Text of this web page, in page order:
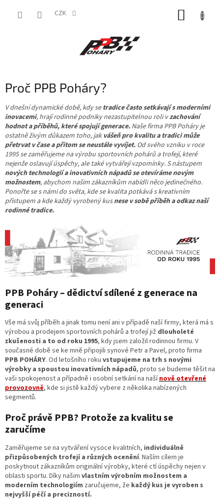
CZK
Proč PPB Poháry?
V dnešní dynamické době, kdy setradice často setkávají s moderními
inovacemi, hrají rodinné podniky nezastupitelnou roli vzachování
hodnot a příběhů, které spojují generace. Naše firma PPB Poháry je
ostatně živým důkazem toho, jak vášeň pro kvalitu a tradici může
přetrvat v čase a přitom se neustále vyvíjet. Od svého vzniku v roce
1995 se zaměřujeme na výrobu sportovních pohárů a trofejí, které
nejenže oslavují úspěchy, ale také vytvářejí vzpomínky. S nástupem
nových technologií a inovativních nápadů se otevíráme novým
možnostem, abychom našim zákazníkům nabídli něco jedinečného.
Ponořte se s námi do světa, kde se kvalita potkává s kreativním
přístupem a kde každý vyrobený kusnese v sobě příběh a odkaz naší
rodinné tradice.
PPB Poháry – dědictví sdílené z generace na
generaci
Vše má svůj příběh a jinak tomu není ani v případě naší firmy, která má s
výrobou a prodejem sportovních pohárů a trofejí již dlouholeté
zkušenosti a to od roku 1995, kdy jsem založil rodinnou firmu. V
současné době se ke mně připojili synové Petr a Pavel, proto firma
PPB POHÁRY. Od letošního roku vstupujeme na trh s novými
výrobky a spoustou inovativních nápadů, proto se budeme těšit na
vaši spokojenost a případně i osobní setkání na našínově otevřené
provozovně, kde si jistě každý vybere z několika nabízených
segmentů.
Proč právě PPB? Protože za kvalitu se
zaručíme
Zaměřujeme se na vytváření vysoce kvalitních, individuálně
přizpůsobených trofejí a různých ocenění. Naším cílem je
poskytnout zákazníkům originální výrobky, které ctí úspěchy nejen v
oblasti sportu. Díky našim vlastním výrobním možnostem a
moderním technologiím zaručujeme, že každý kus je vyroben s
nejvyšší péčí a precizností.